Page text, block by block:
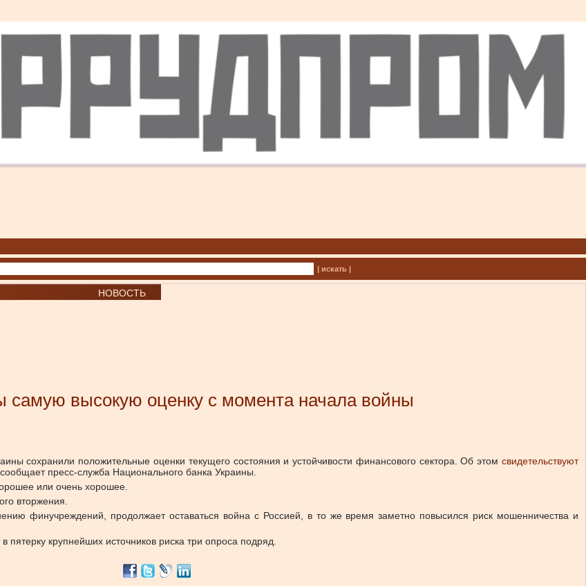
| искать |
НОВОСТЬ
самую высокую оценку с момента начала войны
сохранили положительные оценки текущего состояния и устойчивости финансового сектора. Об этом свидетельствуют
пресс-служба Национального банка Украины.
или очень хорошее.
вторжения.
финучреждений, продолжает оставаться война с Россией, в то же время заметно повысился риск мошенничества и
пятерку крупнейших источников риска три опроса подряд.